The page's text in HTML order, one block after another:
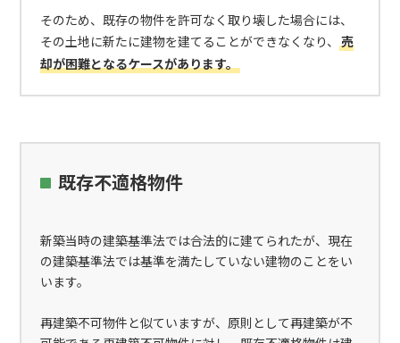
そのため、既存の物件を許可なく取り壊した場合には、
その土地に新たに建物を建てることができなくなり、売
却が困難となるケースがあります。
既存不適格物件
新築当時の建築基準法では合法的に建てられたが、現在
の建築基準法では基準を満たしていない建物のことをい
います。
再建築不可物件と似ていますが、原則として再建築が不